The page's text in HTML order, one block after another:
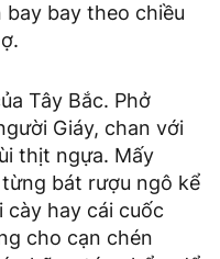
bay bay theo chiều
Tây Bắc. Phở
Giáy, chan với
thịt ngựa. Mấy
bát rượu ngô kể
cày hay cái cuốc
cho cạn chén